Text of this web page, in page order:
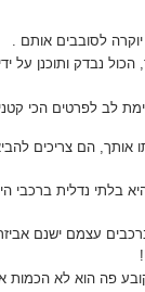
לסובבים אותם .
נבדק ותוכנן על
לב לפרטים הכי
אותך, הם צריכים
בלתי נדלית ברכבי
עצמם ישנם
פה הוא לא הכמות